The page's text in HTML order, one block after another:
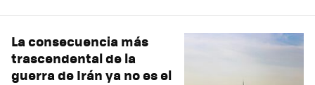
La consecuencia más
trascendental de la
guerra de Irán ya no es el